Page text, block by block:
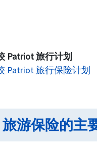
Patriot 旅行计划
Patriot 旅行保险计划
游保险的主